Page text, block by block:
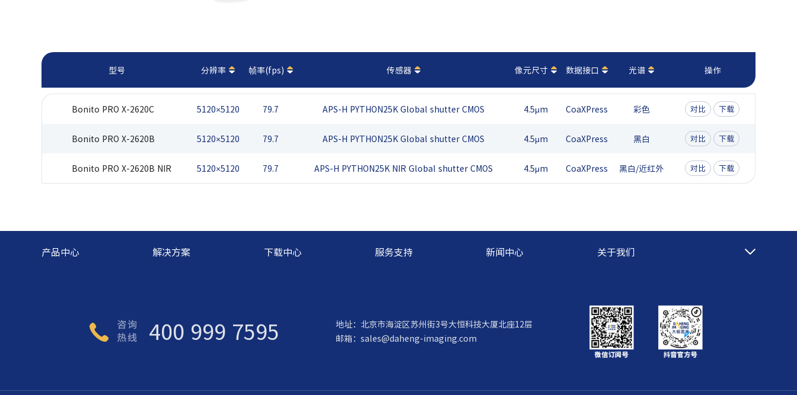
型号 分辨率 帧率(fps) 传感器 像元尺寸 数据接口 光谱 操作
Bonito PRO X-2620C 5120×5120 79.7 APS-H PYTHON25K Global shutter CMOS 4.5μm CoaXPress 彩色 对比 下载
Bonito PRO X-2620B 5120×5120 79.7 APS-H PYTHON25K Global shutter CMOS 4.5μm CoaXPress 黑白 对比 下载
Bonito PRO X-2620B NIR 5120×5120 79.7 APS-H PYTHON25K NIR Global shutter CMOS 4.5μm CoaXPress 黑白/近红外 对比 下载
产品中心 解决方案 下载中心 服务支持 新闻中心 关于我们
400 999 7595
地址：北京市海淀区苏州街3号大恒科技大厦北座12层
邮箱：sales@daheng-imaging.com